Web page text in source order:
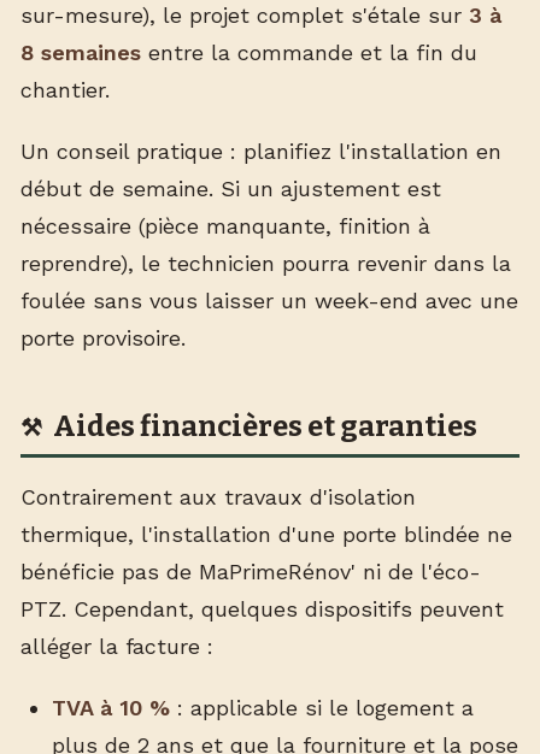
sur-mesure), le projet complet s'étale sur 3 à
8 semaines entre la commande et la fin du
chantier.
Un conseil pratique : planifiez l'installation en
début de semaine. Si un ajustement est
nécessaire (pièce manquante, finition à
reprendre), le technicien pourra revenir dans la
foulée sans vous laisser un week-end avec une
porte provisoire.
Aides financières et garanties
Contrairement aux travaux d'isolation
thermique, l'installation d'une porte blindée ne
bénéficie pas de MaPrimeRénov' ni de l'éco-
PTZ. Cependant, quelques dispositifs peuvent
alléger la facture :
TVA à 10 %: applicable si le logement a
plus de 2 ans et que la fourniture et la pose